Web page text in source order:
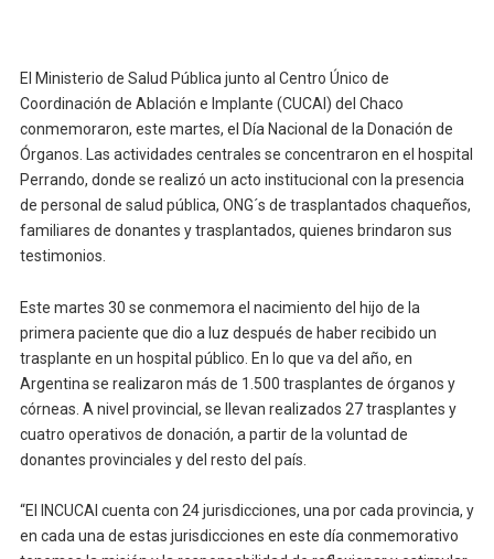
El Ministerio de Salud Pública junto al Centro Único de
Coordinación de Ablación e Implante (CUCAI) del Chaco
conmemoraron, este martes, el Día Nacional de la Donación de
Órganos. Las actividades centrales se concentraron en el hospital
Perrando, donde se realizó un acto institucional con la presencia
de personal de salud pública, ONG´s de trasplantados chaqueños,
familiares de donantes y trasplantados, quienes brindaron sus
testimonios.
Este martes 30 se conmemora el nacimiento del hijo de la
primera paciente que dio a luz después de haber recibido un
trasplante en un hospital público. En lo que va del año, en
Argentina se realizaron más de 1.500 trasplantes de órganos y
córneas. A nivel provincial, se llevan realizados 27 trasplantes y
cuatro operativos de donación, a partir de la voluntad de
donantes provinciales y del resto del país.
“El INCUCAI cuenta con 24 jurisdicciones, una por cada provincia, y
en cada una de estas jurisdicciones en este día conmemorativo